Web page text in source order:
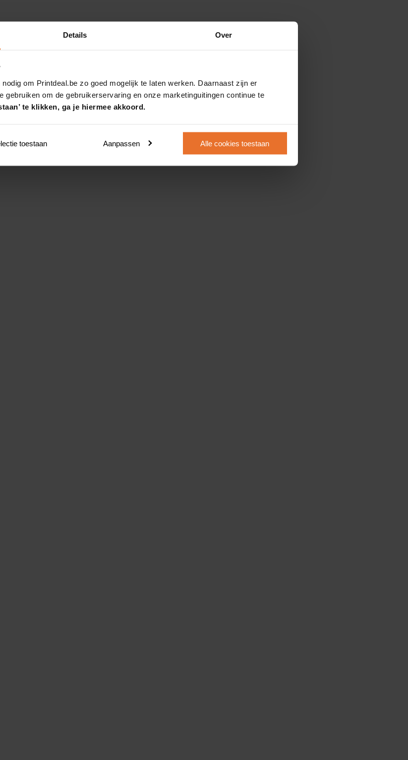
Details Over
om Printdeal.be zo goed mogelijk te laten werken. Daarnaast zijn er
gebruiken om de gebruikerservaring en onze marketinguitingen continue te
te klikken, ga je hiermee akkoord.
toestaan Aanpassen Alle cookies toestaan